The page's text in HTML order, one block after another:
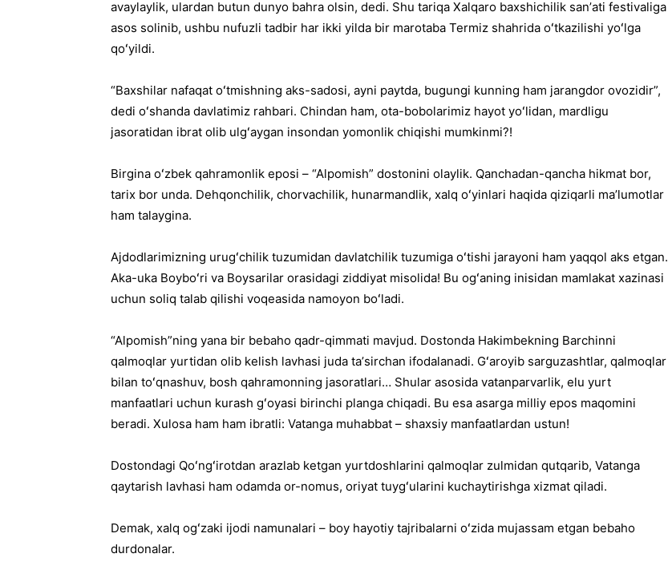
avaylaylik, ulardan butun dunyo bahra olsin, dedi. Shu tariqa Xalqaro baxshichilik sanʼati festivaliga
asos solinib, ushbu nufuzli tadbir har ikki yilda bir marotaba Termiz shahrida oʻtkazilishi yoʻlga
qoʻyildi.
“Baxshilar nafaqat oʻtmishning aks-sadosi, ayni paytda, bugungi kunning ham jarangdor ovozidir”,
dedi oʻshanda davlatimiz rahbari. Chindan ham, ota-bobolarimiz hayot yoʻlidan, mardligu
jasoratidan ibrat olib ulgʻaygan insondan yomonlik chiqishi mumkinmi?!
Birgina oʻzbek qahramonlik eposi – “Alpomish” dostonini olaylik. Qanchadan-qancha hikmat bor,
tarix bor unda. Dehqonchilik, chorvachilik, hunarmandlik, xalq oʻyinlari haqida qiziqarli maʼlumotlar
ham talaygina.
Ajdodlarimizning urugʻchilik tuzumidan davlatchilik tuzumiga oʻtishi jarayoni ham yaqqol aks etgan.
Aka-uka Boyboʻri va Boysarilar orasidagi ziddiyat misolida! Bu ogʻaning inisidan mamlakat xazinasi
uchun soliq talab qilishi voqeasida namoyon boʻladi.
“Alpomish”ning yana bir bebaho qadr-qimmati mavjud. Dostonda Hakimbekning Barchinni
qalmoqlar yurtidan olib kelish lavhasi juda taʼsirchan ifodalanadi. Gʻaroyib sarguzashtlar, qalmoqlar
bilan toʻqnashuv, bosh qahramonning jasoratlari… Shular asosida vatanparvarlik, elu yurt
manfaatlari uchun kurash gʻoyasi birinchi planga chiqadi. Bu esa asarga milliy epos maqomini
beradi. Xulosa ham ham ibratli: Vatanga muhabbat – shaxsiy manfaatlardan ustun!
Dostondagi Qoʻngʻirotdan arazlab ketgan yurtdoshlarini qalmoqlar zulmidan qutqarib, Vatanga
qaytarish lavhasi ham odamda or-nomus, oriyat tuygʻularini kuchaytirishga xizmat qiladi.
Demak, xalq ogʻzaki ijodi namunalari – boy hayotiy tajribalarni oʻzida mujassam etgan bebaho
durdonalar.